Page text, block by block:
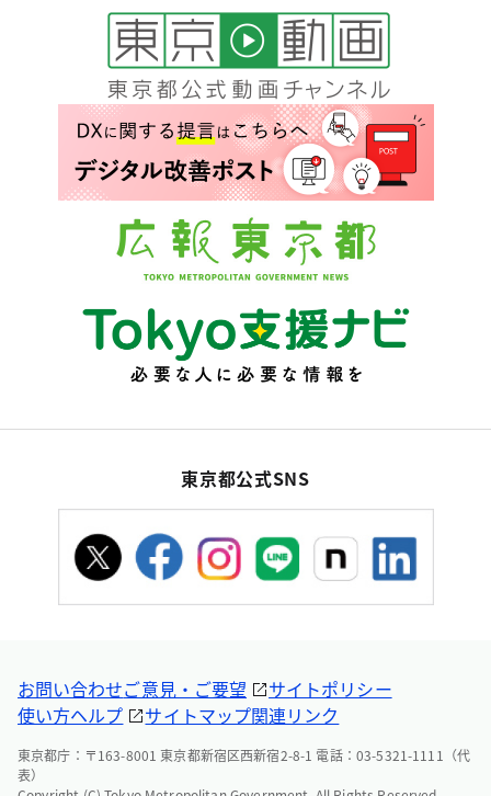
東京都公式SNS
お問い合わせご意見・ご要望
サイトポリシー
使い方ヘルプ
サイトマップ関連リンク
東京都庁：〒163-8001 東京都新宿区西新宿2-8-1 電話：03-5321-1111（代
表）